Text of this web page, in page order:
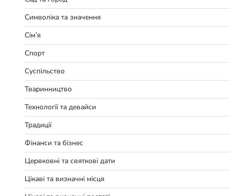
Символіка та значення
Сім’я
Спорт
Суспільство
Тваринництво
Технології та девайси
Традиції
Фінанси та бізнес
Цервковні та святкові дати
Цікаві та визначні місця